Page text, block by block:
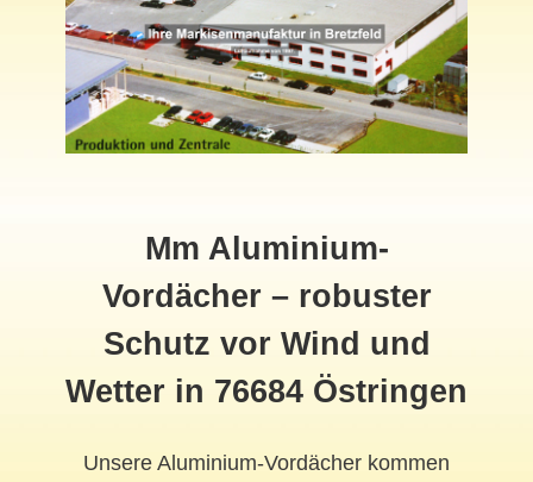
Mm Aluminium-
Vordächer – robuster
Schutz vor Wind und
Wetter in 76684 Östringen
Unsere Aluminium-Vordächer kommen